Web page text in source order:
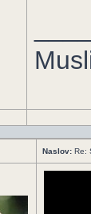
Naslov: Re: